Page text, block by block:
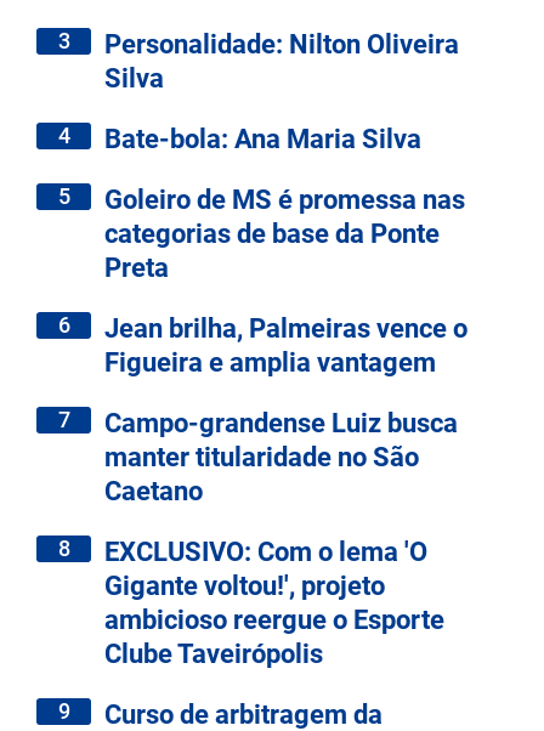
3
Personalidade: Nilton Oliveira
Silva
4 Bate-bola: Ana Maria Silva
5
Goleiro de MS é promessa nas
categorias de base da Ponte
Preta
6
Jean brilha, Palmeiras vence o
Figueira e amplia vantagem
7
Campo-grandense Luiz busca
manter titularidade no São
Caetano
8
EXCLUSIVO: Com o lema 'O
Gigante voltou!', projeto
ambicioso reergue o Esporte
Clube Taveirópolis
9
Curso de arbitragem da